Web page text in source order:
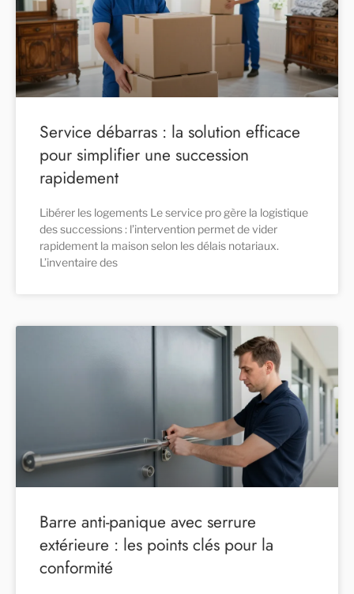
Service débarras : la solution efficace
pour simplifier une succession
rapidement
Libérer les logements Le service pro gère la logistique
des successions : l’intervention permet de vider
rapidement la maison selon les délais notariaux.
L’inventaire des
Barre anti-panique avec serrure
extérieure : les points clés pour la
conformité